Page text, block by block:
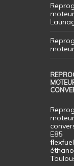
moteur
moteur
E85
flexfuel